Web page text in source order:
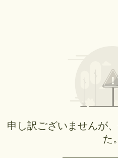
申し訳ございませんが
た。